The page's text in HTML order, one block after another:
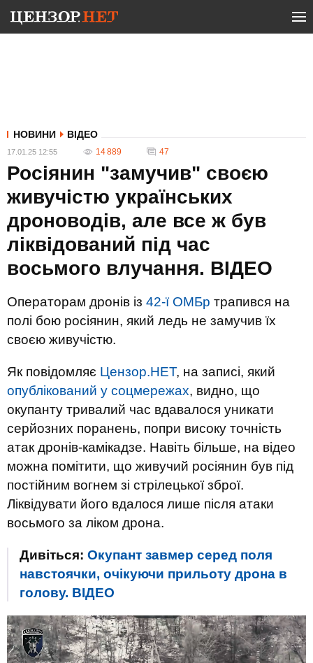
НОВИНИ ВІДЕО
17.01.25 12:55 14 889 47
Росіянин "замучив" своєю
живучістю українських
дроноводів, але все ж був
ліквідований під час
восьмого влучання. ВIДЕО
Операторам дронів із 42-ї ОМБр трапився на
полі бою росіянин, який ледь не замучив їх
своєю живучістю.
Як повідомляє Цензор.НЕТ, на записі, який
опублікований у соцмережах, видно, що
окупанту тривалий час вдавалося уникати
серйозних поранень, попри високу точність
атак дронів-камікадзе. Навіть більше, на відео
можна помітити, що живучий росіянин був під
постійним вогнем зі стрілецької зброї.
Ліквідувати його вдалося лише після атаки
восьмого за ліком дрона.
Дивіться: Окупант завмер серед поля
навстоячки, очікуючи прильоту дрона в
голову. ВIДЕО